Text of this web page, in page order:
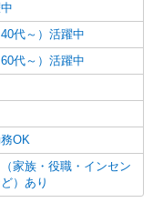
部門スタッフ
町13-3
詳細を見る
代～）活躍中
代～）活躍中
OK
家族・役職・インセン
）あり